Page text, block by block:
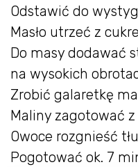
Odstawić do
Masło utrzeć z
Do masy dodawać
na wysokich
Zrobić galaretkę
Maliny zagotować
Owoce rozgnieść
Pogotować ok. 7